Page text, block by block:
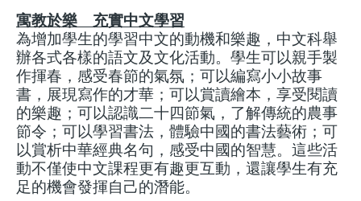
寓教於樂 充實中文學習
為增加學生的學習中文的動機和樂趣，中文科舉
辦各式各樣的語文及文化活動。學生可以親手製
作揮春，感受春節的氣氛；可以編寫小小故事
書，展現寫作的才華；可以賞讀繪本，享受閱讀
的樂趣；可以認識二十四節氣，了解傳統的農事
節令；可以學習書法，體驗中國的書法藝術；可
以賞析中華經典名句，感受中國的智慧。這些活
動不僅使中文課程更有趣更互動，還讓學生有充
足的機會發揮自己的潛能。